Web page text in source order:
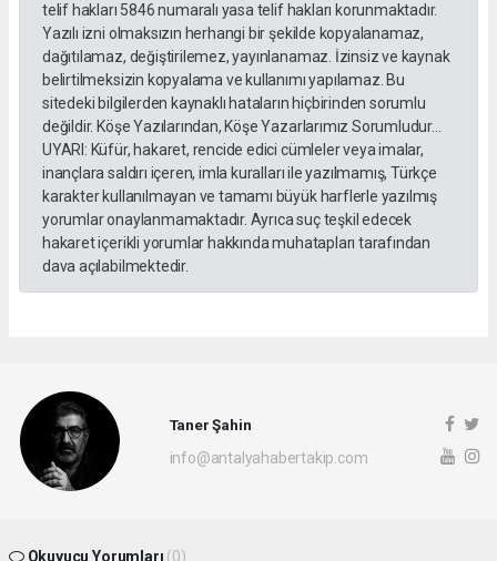
telif hakları 5846 numaralı yasa telif hakları korunmaktadır.
Yazılı izni olmaksızın herhangi bir şekilde kopyalanamaz,
dağıtılamaz, değiştirilemez, yayınlanamaz. İzinsiz ve kaynak
belirtilmeksizin kopyalama ve kullanımı yapılamaz. Bu
sitedeki bilgilerden kaynaklı hataların hiçbirinden sorumlu
değildir. Köşe Yazılarından, Köşe Yazarlarımız Sorumludur...
UYARI: Küfür, hakaret, rencide edici cümleler veya imalar,
inançlara saldırı içeren, imla kuralları ile yazılmamış, Türkçe
karakter kullanılmayan ve tamamı büyük harflerle yazılmış
yorumlar onaylanmamaktadır. Ayrıca suç teşkil edecek
hakaret içerikli yorumlar hakkında muhatapları tarafından
dava açılabilmektedir.
Taner Şahin
info@antalyahabertakip.com
Okuyucu Yorumları (0)